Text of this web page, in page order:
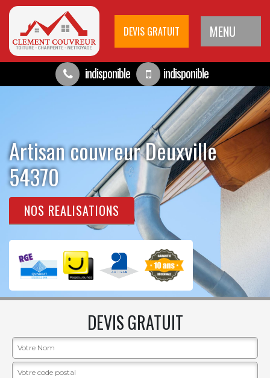
DEVIS GRATUIT MENU
indisponible indisponible
Artisan couvreur Deuxville
54370
NOS REALISATIONS
DEVIS GRATUIT